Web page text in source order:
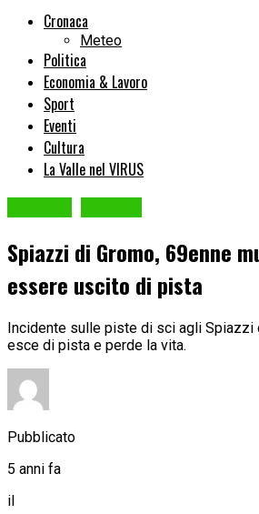
Cronaca
Meteo
Politica
Economia & Lavoro
Sport
Eventi
Cultura
La Valle nel VIRUS
Spiazzi di Gromo, 69enne
essere uscito di pista
Incidente sulle piste di sci agli Spiazzi
esce di pista e perde la vita.
Pubblicato
5 anni fa
il